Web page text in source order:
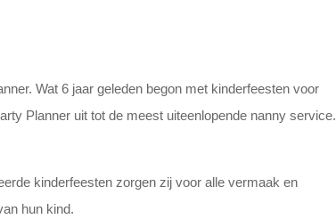
Wat 6 jaar geleden begon met kinderfeesten voor
Planner uit tot de meest uiteenlopende nanny service.
kinderfeesten zorgen zij voor alle vermaak en
hun kind.